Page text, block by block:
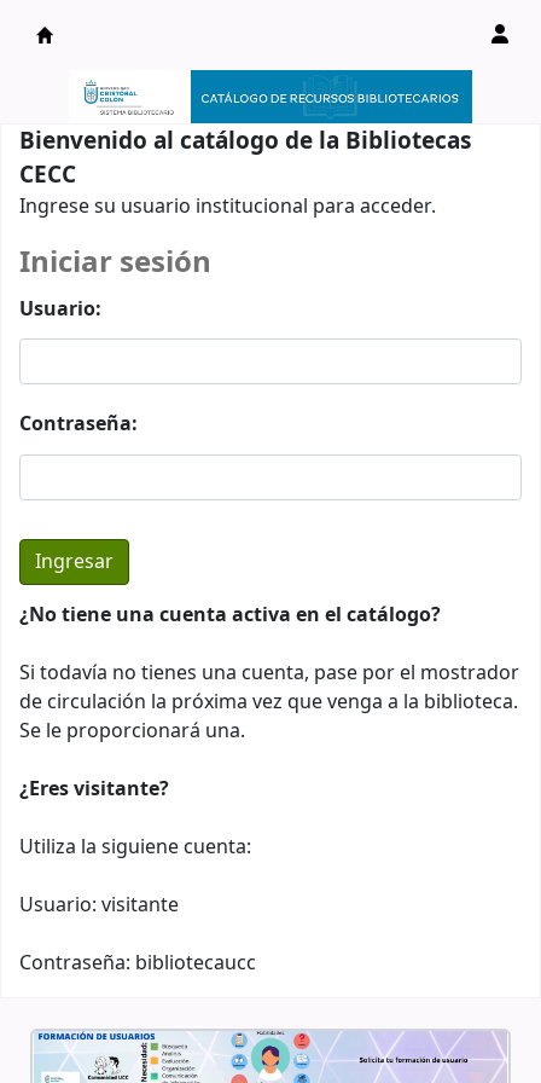
Catálogo en línea
Bienvenido al catálogo de la Bibliotecas
CECC
Ingrese su usuario institucional para acceder.
Iniciar sesión
Usuario:
Contraseña:
¿No tiene una cuenta activa en el catálogo?
Si todavía no tienes una cuenta, pase por el mostrador
de circulación la próxima vez que venga a la biblioteca.
Se le proporcionará una.
¿Eres visitante?
Utiliza la siguiene cuenta:
Usuario: visitante
Contraseña: bibliotecaucc